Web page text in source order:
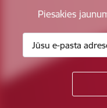
Piesakies